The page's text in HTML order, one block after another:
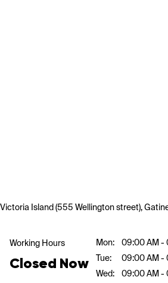
Victoria Island (555 Wellington street),
Working Hours
Closed Now
Mon:
Tue:
Wed:
09:00 AM -
09:00 AM -
09:00 AM -